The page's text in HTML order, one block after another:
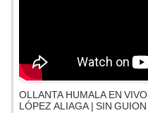
OLLANTA HUMALA EN
LÓPEZ ALIAGA | SIN